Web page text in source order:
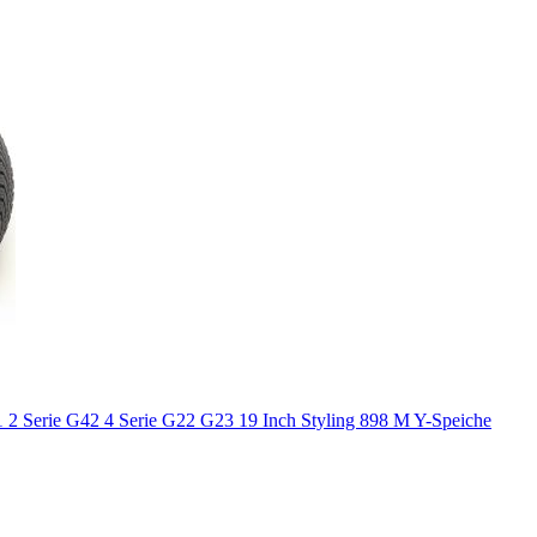
Serie G42 4 Serie G22 G23 19 Inch Styling 898 M Y-Speiche